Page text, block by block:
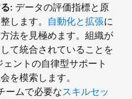
: データの評価指標と原
します。 自動化と拡張に
法を見極めます。組織が
て統合されていることを
ントの自律型サポート
を模索します。
ームで必要なスキルセッ